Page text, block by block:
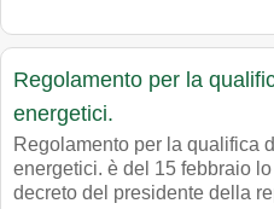
Regolamento per la
energetici.
Regolamento per la qualifica
energetici. è del 15 febbraio lo
decreto del presidente della